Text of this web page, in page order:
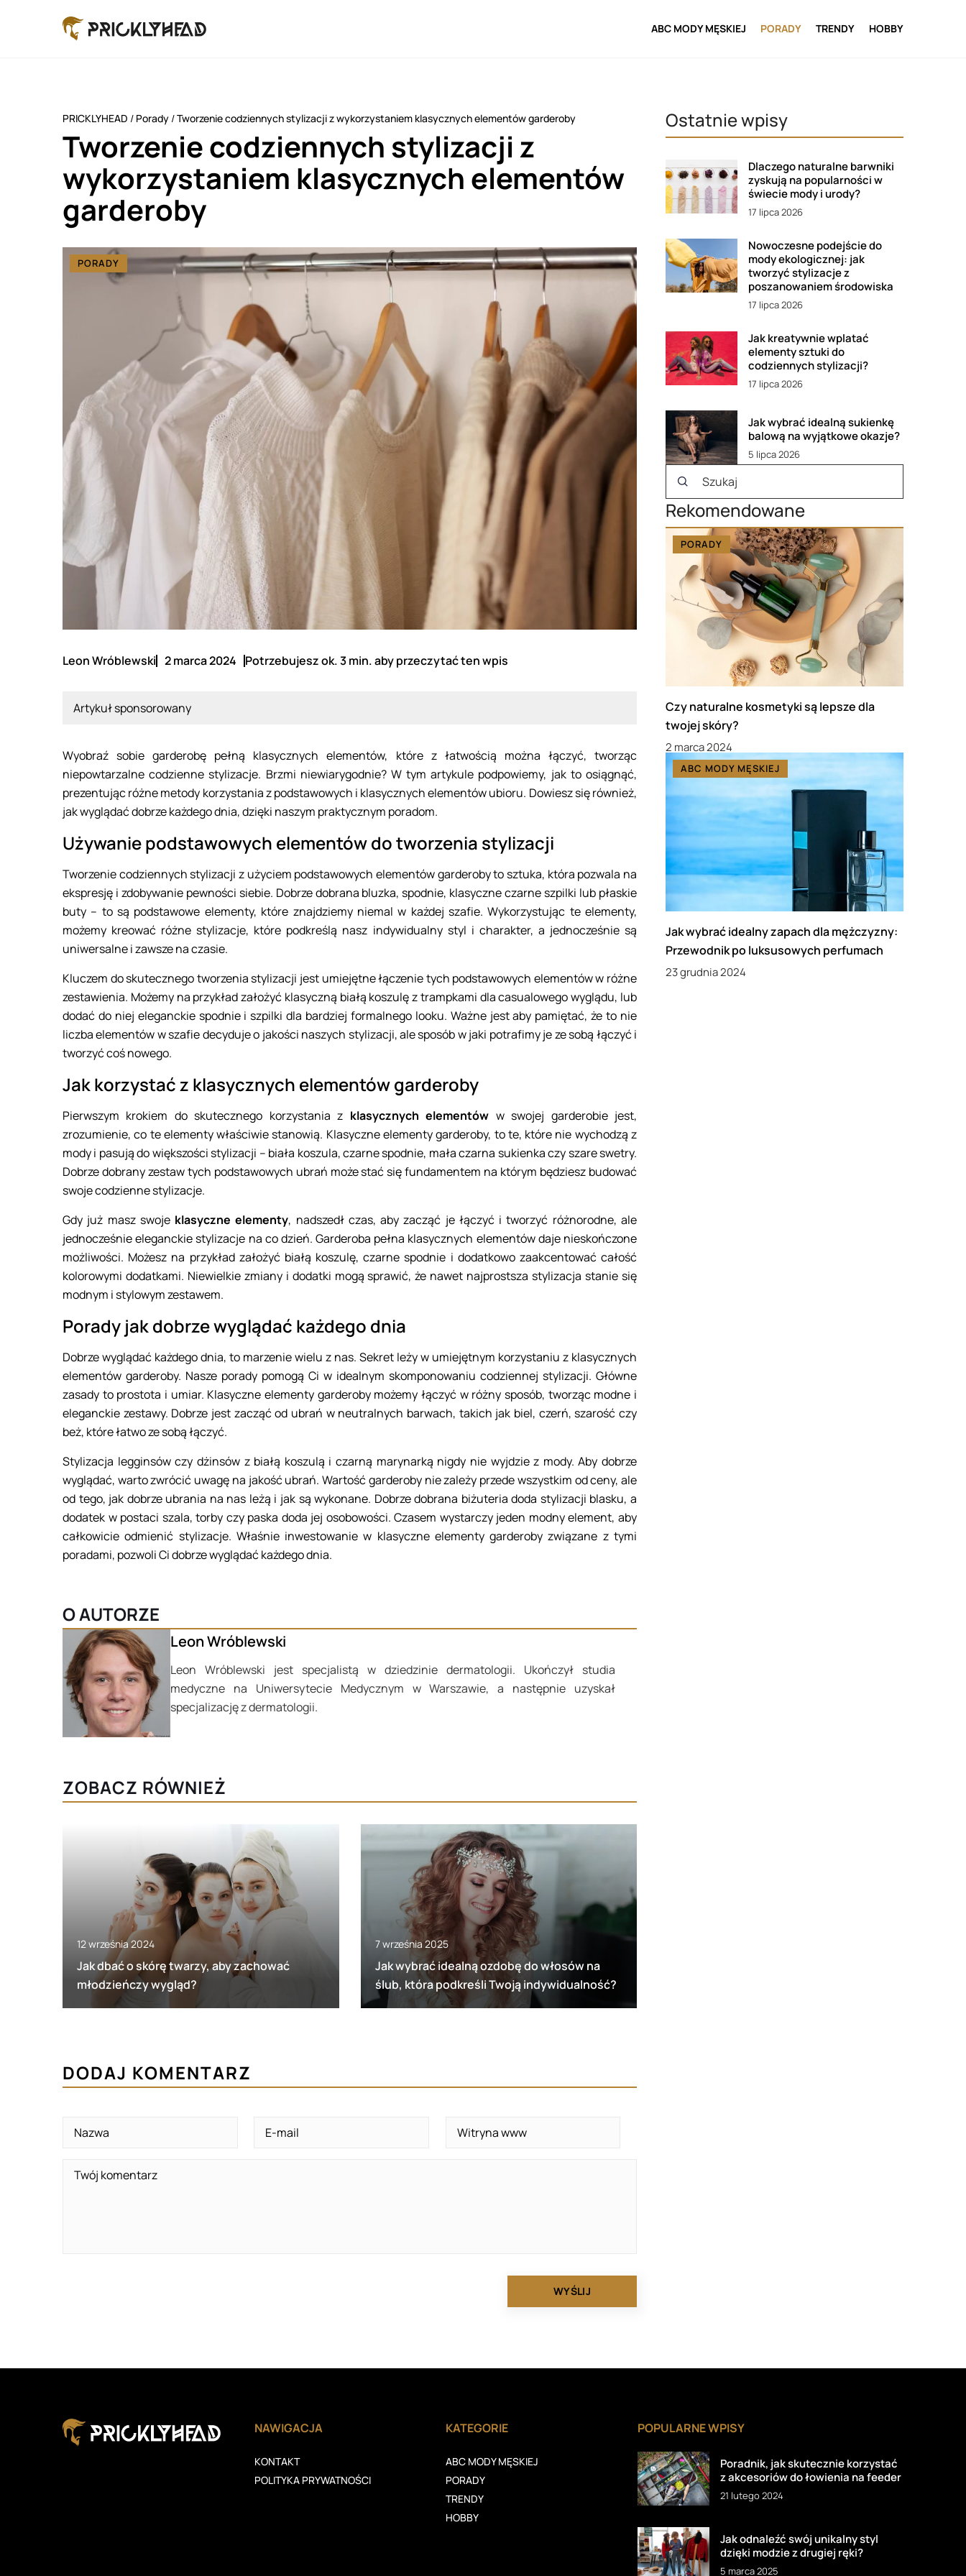
ABC MODY MĘSKIEJ PORADY TRENDY HOBBY
PRICKLYHEAD / Porady /Tworzenie codziennych stylizacji z wykorzystaniem klasycznych elementów garderoby
Tworzenie codziennych stylizacji z
wykorzystaniem klasycznych elementów
garderoby
PORADY
Leon Wróblewski 2 marca 2024 Potrzebujesz ok. 3 min. aby przeczytać ten wpis
Artykuł sponsorowany
Wyobraź sobie garderobę pełną klasycznych elementów, które z łatwością można łączyć, tworząc
niepowtarzalne codzienne stylizacje. Brzmi niewiarygodnie? W tym artykule podpowiemy, jak to osiągnąć,
prezentując różne metody korzystania z podstawowych i klasycznych elementów ubioru. Dowiesz się również,
jak wyglądać dobrze każdego dnia, dzięki naszym praktycznym poradom.
Używanie podstawowych elementów do tworzenia stylizacji
Tworzenie codziennych stylizacji z użyciem podstawowych elementów garderoby to sztuka, która pozwala na
ekspresję i zdobywanie pewności siebie. Dobrze dobrana bluzka, spodnie, klasyczne czarne szpilki lub płaskie
buty – to są podstawowe elementy, które znajdziemy niemal w każdej szafie. Wykorzystując te elementy,
możemy kreować różne stylizacje, które podkreślą nasz indywidualny styl i charakter, a jednocześnie są
uniwersalne i zawsze na czasie.
Kluczem do skutecznego tworzenia stylizacji jest umiejętne łączenie tych podstawowych elementów w różne
zestawienia. Możemy na przykład założyć klasyczną białą koszulę z trampkami dla casualowego wyglądu, lub
dodać do niej eleganckie spodnie i szpilki dla bardziej formalnego looku. Ważne jest aby pamiętać, że to nie
liczba elementów w szafie decyduje o jakości naszych stylizacji, ale sposób w jaki potrafimy je ze sobą łączyć i
tworzyć coś nowego.
Jak korzystać z klasycznych elementów garderoby
Pierwszym krokiem do skutecznego korzystania z klasycznych elementów w swojej garderobie jest,
zrozumienie, co te elementy właściwie stanowią. Klasyczne elementy garderoby, to te, które nie wychodzą z
mody i pasują do większości stylizacji – biała koszula, czarne spodnie, mała czarna sukienka czy szare swetry.
Dobrze dobrany zestaw tych podstawowych ubrań może stać się fundamentem na którym będziesz budować
swoje codzienne stylizacje.
Gdy już masz swoje klasyczne elementy, nadszedł czas, aby zacząć je łączyć i tworzyć różnorodne, ale
jednocześnie eleganckie stylizacje na co dzień. Garderoba pełna klasycznych elementów daje nieskończone
możliwości. Możesz na przykład założyć białą koszulę, czarne spodnie i dodatkowo zaakcentować całość
kolorowymi dodatkami. Niewielkie zmiany i dodatki mogą sprawić, że nawet najprostsza stylizacja stanie się
modnym i stylowym zestawem.
Porady jak dobrze wyglądać każdego dnia
Dobrze wyglądać każdego dnia, to marzenie wielu z nas. Sekret leży w umiejętnym korzystaniu z klasycznych
elementów garderoby. Nasze porady pomogą Ci w idealnym skomponowaniu codziennej stylizacji. Główne
zasady to prostota i umiar. Klasyczne elementy garderoby możemy łączyć w różny sposób, tworząc modne i
eleganckie zestawy. Dobrze jest zacząć od ubrań w neutralnych barwach, takich jak biel, czerń, szarość czy
beż, które łatwo ze sobą łączyć.
Stylizacja legginsów czy dżinsów z białą koszulą i czarną marynarką nigdy nie wyjdzie z mody. Aby dobrze
wyglądać, warto zwrócić uwagę na jakość ubrań. Wartość garderoby nie zależy przede wszystkim od ceny, ale
od tego, jak dobrze ubrania na nas leżą i jak są wykonane. Dobrze dobrana biżuteria doda stylizacji blasku, a
dodatek w postaci szala, torby czy paska doda jej osobowości. Czasem wystarczy jeden modny element, aby
całkowicie odmienić stylizacje. Właśnie inwestowanie w klasyczne elementy garderoby związane z tymi
poradami, pozwoli Ci dobrze wyglądać każdego dnia.
O AUTORZE
Leon Wróblewski
Leon Wróblewski jest specjalistą w dziedzinie dermatologii. Ukończył studia
medyczne na Uniwersytecie Medycznym w Warszawie, a następnie uzyskał
specjalizację z dermatologii.
ZOBACZ RÓWNIEŻ
12 września 2024
Jak dbać o skórę twarzy, aby zachować
młodzieńczy wygląd?
7 września 2025
Jak wybrać idealną ozdobę do włosów na
ślub, która podkreśli Twoją indywidualność?
Ostatnie wpisy
Dlaczego naturalne barwniki
zyskują na popularności w
świecie mody i urody?
17 lipca 2026
Nowoczesne podejście do
mody ekologicznej: jak
tworzyć stylizacje z
poszanowaniem środowiska
17 lipca 2026
Jak kreatywnie wplatać
elementy sztuki do
codziennych stylizacji?
17 lipca 2026
Jak wybrać idealną sukienkę
balową na wyjątkowe okazje?
5 lipca 2026
Rekomendowane
PORADY
Czy naturalne kosmetyki są lepsze dla
twojej skóry?
2 marca 2024
ABC MODY MĘSKIEJ
Jak wybrać idealny zapach dla mężczyzny:
Przewodnik po luksusowych perfumach
23 grudnia 2024
DODAJ KOMENTARZ
NAWIGACJA
KONTAKT
POLITYKA PRYWATNOŚCI
KATEGORIE
ABC MODY MĘSKIEJ
PORADY
TRENDY
HOBBY
POPULARNE WPISY
Poradnik, jak skutecznie korzystać
z akcesoriów do łowienia na feeder
21 lutego 2024
Jak odnaleźć swój unikalny styl
dzięki modzie z drugiej ręki?
5 marca 2025